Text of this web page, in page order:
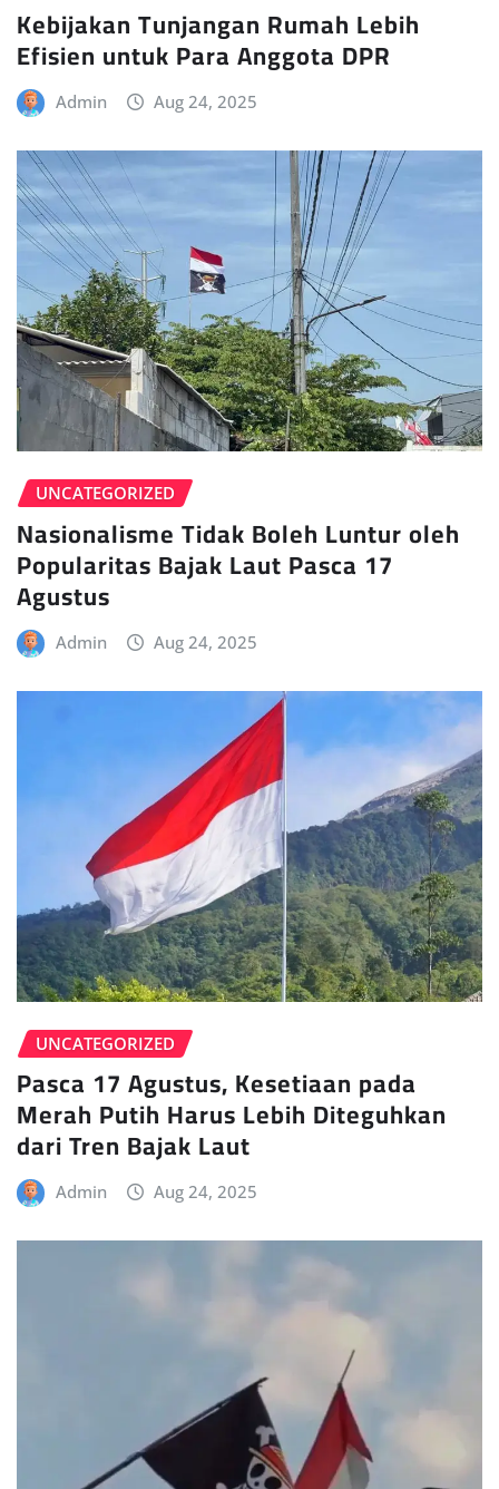
Kebijakan Tunjangan Rumah Lebih
Efisien untuk Para Anggota DPR
Admin Aug 24, 2025
UNCATEGORIZED
Nasionalisme Tidak Boleh Luntur oleh
Popularitas Bajak Laut Pasca 17
Agustus
Admin Aug 24, 2025
UNCATEGORIZED
Pasca 17 Agustus, Kesetiaan pada
Merah Putih Harus Lebih Diteguhkan
dari Tren Bajak Laut
Admin Aug 24, 2025